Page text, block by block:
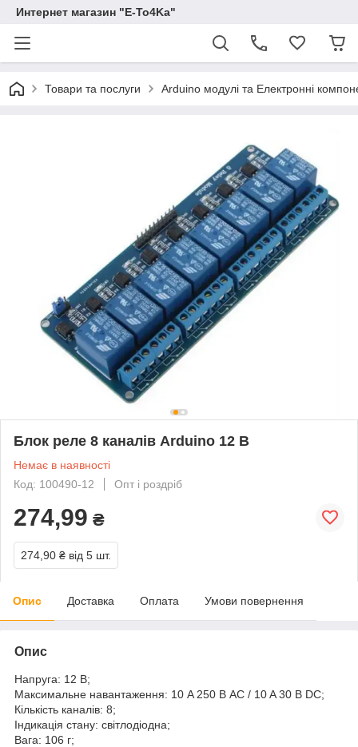
Интернет магазин "E-To4Ka"
Товари та послуги Arduino модулі та Електронні
Блок реле 8 каналів Arduino 12 В
Немає в наявності
Код: 100490-12
Опт і роздріб
274,99 ₴
274,90 ₴ від 5 шт.
Опис Доставка Оплата Умови повернення
Опис
Напруга: 12 В;
Максимальне навантаження: 10 A 250 В AC / 10 A 30 В DC;
Кількість каналів: 8;
Індикація стану: світлодіодна;
Вага: 106 г;